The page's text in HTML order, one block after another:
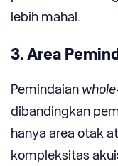
lebih mahal.
3. Area
Pemindaian
dibandingkan
hanya area otak
kompleksitas